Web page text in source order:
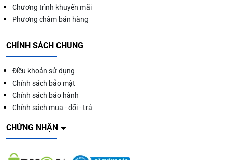
Chương trình khuyến mãi
Phương châm bán hàng
CHÍNH SÁCH CHUNG
Điều khoản sử dụng
Chính sách bảo mật
Chính sách bảo hành
Chính sách mua - đổi - trả
CHỨNG NHẬN